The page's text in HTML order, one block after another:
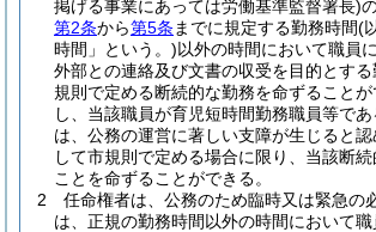
掲げる事業にあっては労働基準監督署長)
第2条から第5条 までに規定する勤務時間(
時間」という。)以外の時間において職員
外部との連絡及び文書の収受を目的とす
規則で定める断続的な勤務を命ずることが
し、当該職員が育児短時間勤務職員等で
は、公務の運営に著しい支障が生じると認
して市規則で定める場合に限り、当該断
ことを命ずることができる。
2
任命権者は、公務のため臨時又は緊急の
は、正規の勤務時間以外の時間において職